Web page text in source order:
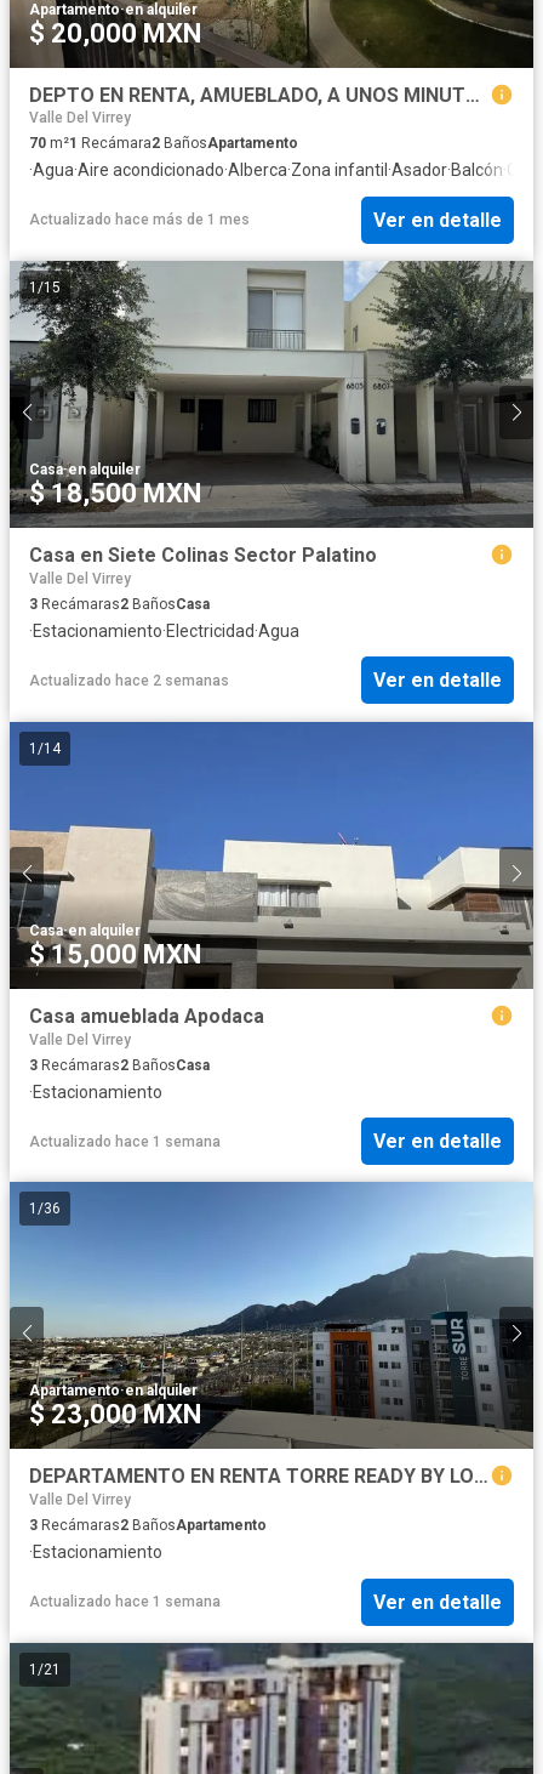
Apartamento·en alquiler
$ 20,000 MXN
DEPTO EN RENTA, AMUEBLADO, A UNOS MINUTOS DEL ESTADIO DE RAYADOS
Valle Del Virrey
70 m²1 Recámara2 BañosApartamento
·Agua·Aire acondicionado·Alberca·Zona infantil ·Asador·Balcón·
Actualizado hace más de 1 mes Ver en detalle
1 /15
Casa·en alquiler
$ 18,500 MXN
Casa en Siete Colinas Sector Palatino
Valle Del Virrey
3 Recámaras2 BañosCasa
·Estacionamiento·Electricidad·Agua
Actualizado hace 2 semanas Ver en detalle
1 /14
Casa·en alquiler
$ 15,000 MXN
Casa amueblada Apodaca
Valle Del Virrey
3 Recámaras2 BañosCasa
·Estacionamiento
Actualizado hace 1 semana Ver en detalle
1 /36
Apartamento·en alquiler
$ 23,000 MXN
DEPARTAMENTO EN RENTA TORRE READY BY LOMA
Valle Del Virrey
3 Recámaras2 BañosApartamento
·Estacionamiento
Actualizado hace 1 semana Ver en detalle
1 /21